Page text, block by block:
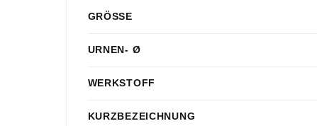
GRÖSSE
URNEN- Ø
WERKSTOFF
KURZBEZEICHNUNG